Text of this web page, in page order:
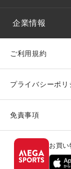
企業情報
ご利用規約
プライバシーポリ
免責事項
お買